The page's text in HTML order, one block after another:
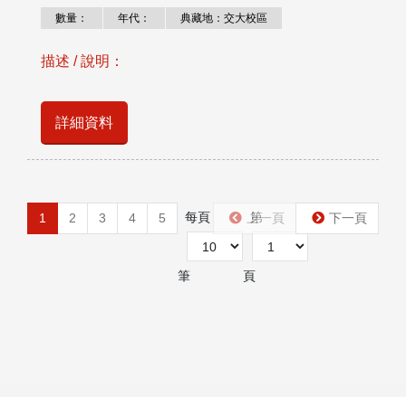
數量： 年代： 典藏地：交大校區
描述 / 說明：
詳細資料
1 2 3 4 5 每頁
筆
第
頁
上一頁 下一頁